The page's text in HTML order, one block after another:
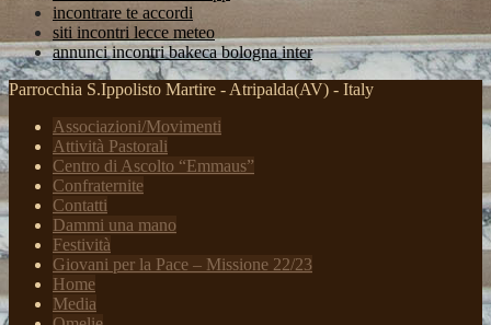
incontrare te accordi
siti incontri lecce meteo
annunci incontri bakeca bologna inter
Parrocchia S.Ippolisto Martire - Atripalda(AV) - Italy
Associazioni/Movimenti
Attività Pastorali
Centro di Ascolto “Emmaus”
Confraternite
Contatti
Dammi una mano
Festività
Giovani per la Pace – Missione 22/23
Home
Media